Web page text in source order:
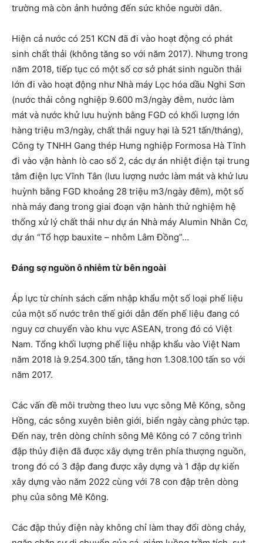
trường mà còn ảnh hưởng đến sức khỏe người dân.
Hiện cả nước có 251 KCN đã đi vào hoạt động có phát
sinh chất thải (không tăng so với năm 2017). Nhưng trong
năm 2018, tiếp tục có một số cơ sở phát sinh nguồn thải
lớn đi vào hoạt động như Nhà máy Lọc hóa dầu Nghi Sơn
(nước thải công nghiệp 9.600 m3/ngày đêm, nước làm
mát và nước khử lưu huỳnh bằng FGD có khối lượng lớn
hàng triệu m3/ngày, chất thải nguy hại là 521 tấn/tháng),
Công ty TNHH Gang thép Hưng nghiệp Formosa Hà Tĩnh
đi vào vận hành lò cao số 2, các dự án nhiệt điện tại trung
tâm điện lực Vĩnh Tân (lưu lượng nước làm mát và khử lưu
huỳnh bằng FGD khoảng 28 triệu m3/ngày đêm), một số
nhà máy đang trong giai đoạn vận hành thử nghiệm hệ
thống xử lý chất thải như dự án Nhà máy Alumin Nhân Cơ,
dự án “Tổ hợp bauxite – nhôm Lâm Đồng”…
Đáng sợ nguồn ô nhiễm từ bên ngoài
Áp lực từ chính sách cấm nhập khẩu một số loại phế liệu
của một số nước trên thế giới dẫn đến phế liệu đang có
nguy cơ chuyển vào khu vực ASEAN, trong đó có Việt
Nam. Tổng khối lượng phế liệu nhập khẩu vào Việt Nam
năm 2018 là 9.254.300 tấn, tăng hơn 1.308.100 tấn so với
năm 2017.
Các vấn đề môi trường theo lưu vực sông Mê Kông, sông
Hồng, các sông xuyên biên giới, biển ngày càng phức tạp.
Đến nay, trên dòng chính sông Mê Kông có 7 công trình
đập thủy điện đã được xây dựng trên phía thượng nguồn,
trong đó có 3 đập đang được xây dựng và 1 đập dự kiến
xây dựng vào năm 2022 cùng với 78 con đập trên dòng
phụ của sông Mê Kông.
Các đập thủy điện này không chỉ làm thay đổi dòng chảy,